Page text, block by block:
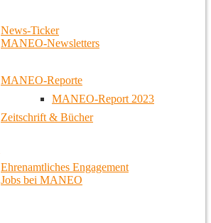
News-Ticker
MANEO-Newsletters
MANEO-Reporte
MANEO-Report 2023
Zeitschrift & Bücher
Ehrenamtliches Engagement
Jobs bei MANEO